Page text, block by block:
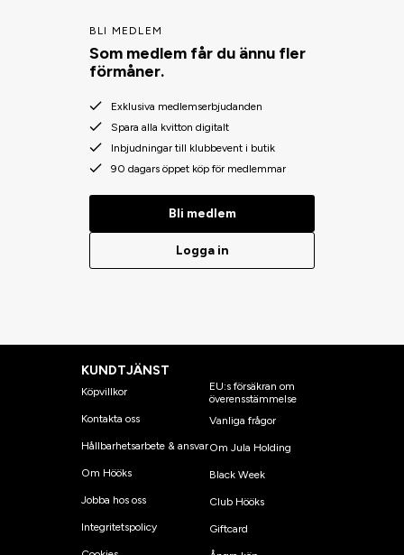
BLI MEDLEM
Som medlem får du ännu fler
förmåner.
Exklusiva medlemserbjudanden
Spara alla kvitton digitalt
Inbjudningar till klubbevent i butik
90 dagars öppet köp för medlemmar
Bli medlem
Logga in
KUNDTJÄNST
Köpvillkor
Kontakta oss
Hållbarhetsarbete & ansvar
Om Hööks
Jobba hos oss
Integritetspolicy
EU:s försäkran om
överensstämmelse
Vanliga frågor
Om Jula Holding
Black Week
Club Hööks
Giftcard